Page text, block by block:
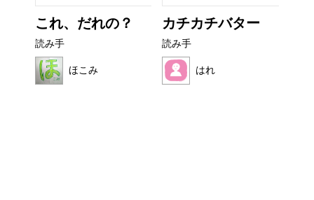
これ、だれの？
読み手
ほこみ
カチカチバター
読み手
はれ